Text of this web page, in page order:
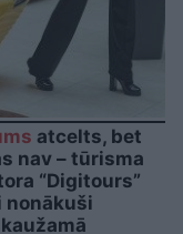
atcelts, bet
nav – tūrisma
“Digitours”
nonākuši